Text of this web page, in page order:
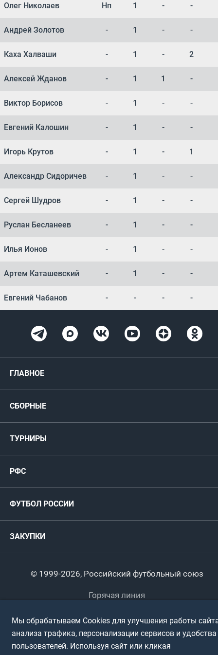
Олег Николаев Нп 1 - -
Андрей Золотов - 1 - -
Каха Халваши - 1 - 2
Алексей Жданов - 1 1 -
Виктор Борисов - 1 - -
Евгений Калошин - 1 - -
Игорь Крутов - 1 - 1
Александр Сидоричев - 1 - -
Сергей Шудров - 1 - -
Руслан Бесланеев - 1 - -
Илья Ионов - 1 - -
Артем Каташевский - 1 - -
Евгений Чабанов - - - -
ГЛАВНОЕ
Карта болельщика
СБОРНЫЕ
Футзал
Титулы и трофеи
ТУРНИРЫ
Международные
Турниры клубов
РФС
Регионы
ФУТБОЛ РОССИИ
Пляжный
ПОДА-футбол
Футбольное двоеборье
Любители
Спортшколы
Ветераны
ЗАКУПКИ
© 1999-2026, Российский футбольный союз
Горячая линия
Политика обработки персональных данных
Использование информации
Мы обрабатываем Cookies для улучшения работы
анализа трафика, персонализации сервисов и удобства
пользователей. Используя сайт или кликая